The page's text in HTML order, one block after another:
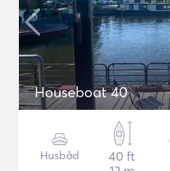
Houseboat 40
Husbåd
40 ft